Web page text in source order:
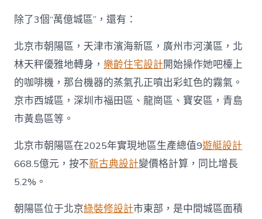
除了3個“萬億城區”，還有：
北京市朝陽區，天津市濱海新區，廣州市河漢區，北
林天秤優雅地轉身，樂齡住宅設計開始操作她吧檯上
的咖啡機，那台機器的蒸氣孔正噴出彩虹色的霧氣。
京市西城區，深圳市福田區、龍崗區、寶安區，青島
市黃島區等。
北京市朝陽區在2025年實現地區生產總值9遊艇設計
668.5億元，按不新古典設計變價格計算，同比增長
5.2%。
朝陽區位于北京綠裝修設計市東部，是中間城區面積